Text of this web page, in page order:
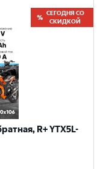
СЕГОДНЯ СО
СКИДКОЙ
R+ YTX5L-